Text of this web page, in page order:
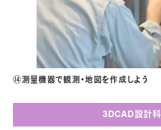
⑭測量機器で観測・地図を作成しよう
3DCAD設計科